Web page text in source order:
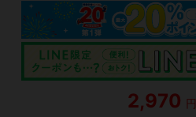
2,970 円